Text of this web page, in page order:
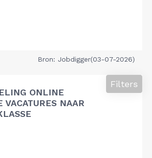
Bron: Jobdigger(03-07-2026)
ONLINE
VACATURES NAAR
Filters